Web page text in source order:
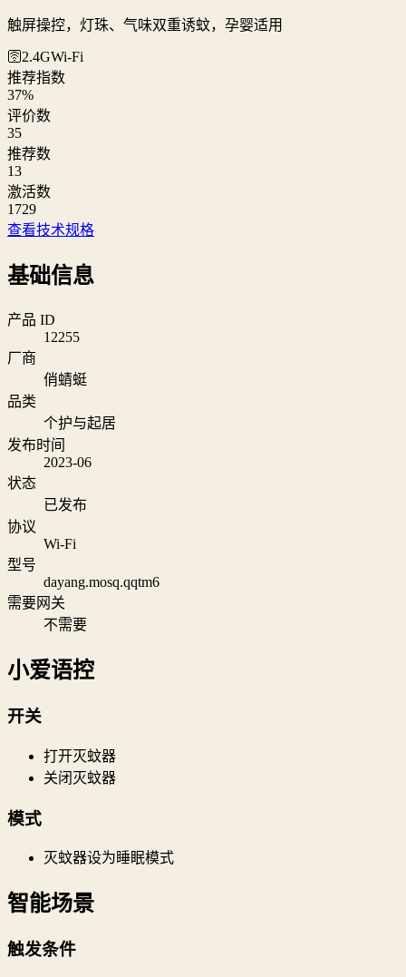
触屏操控，灯珠、气味双重诱蚊，孕婴适用
🛜2.4GWi‑Fi
推荐指数
37%
评价数
35
推荐数
13
激活数
1729
查看技术规格
基础信息
产品 ID
12255
厂商
俏蜻蜓
品类
个护与起居
发布时间
2023-06
状态
已发布
协议
Wi‑Fi
型号
dayang.mosq.qqtm6
需要网关
不需要
小爱语控
开关
打开灭蚊器
关闭灭蚊器
模式
灭蚊器设为睡眠模式
智能场景
触发条件